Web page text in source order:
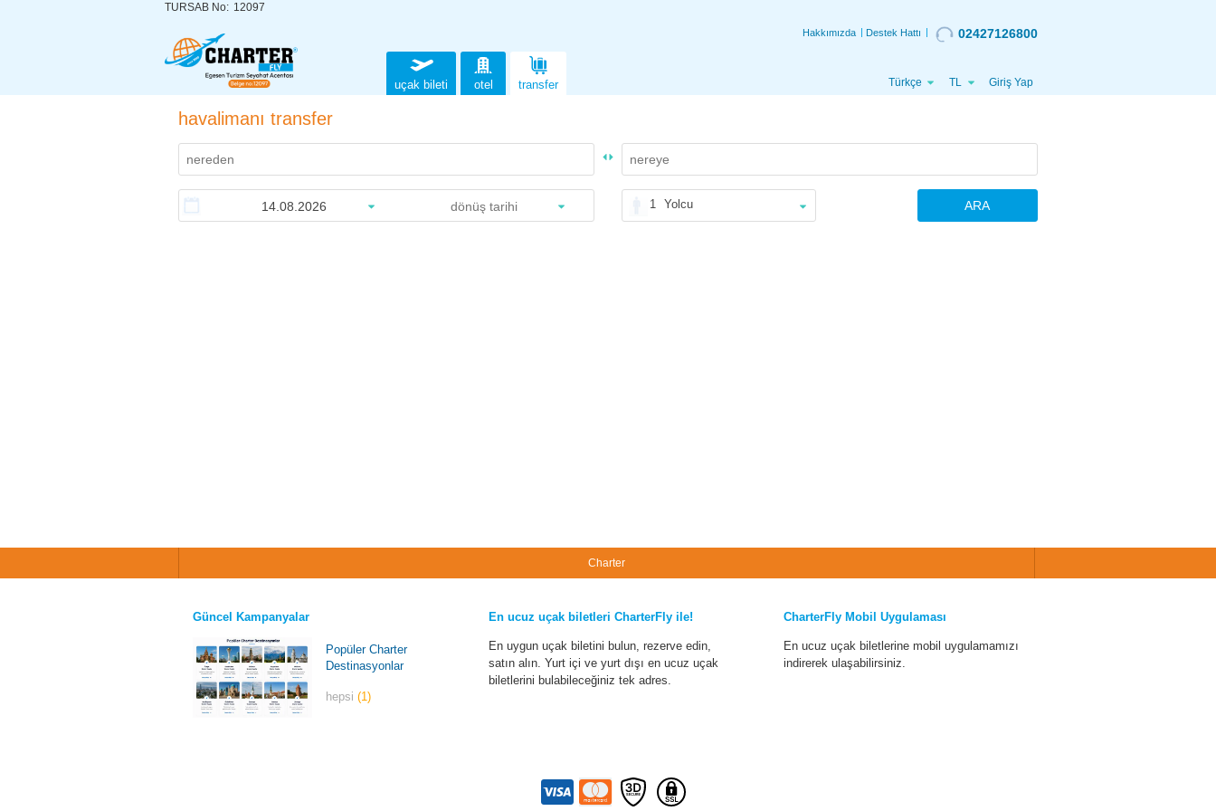
TURSAB No: 12097
Hakkımızda Destek Hattı 02427126800
uçak bileti otel transfer Türkçe TL Giriş Yap
havalimanı transfer
1 Yolcu ARA
Charter
Güncel Kampanyalar
Popüler Charter
Destinasyonlar
hepsi(1)
En ucuz uçak biletleri CharterFly ile!
En uygun uçak biletini bulun, rezerve edin,
satın alın. Yurt içi ve yurt dışı en ucuz uçak
biletlerini bulabileceğiniz tek adres.
CharterFly Mobil Uygulaması
En ucuz uçak biletlerine mobil uygulamamızı
indirerek ulaşabilirsiniz.